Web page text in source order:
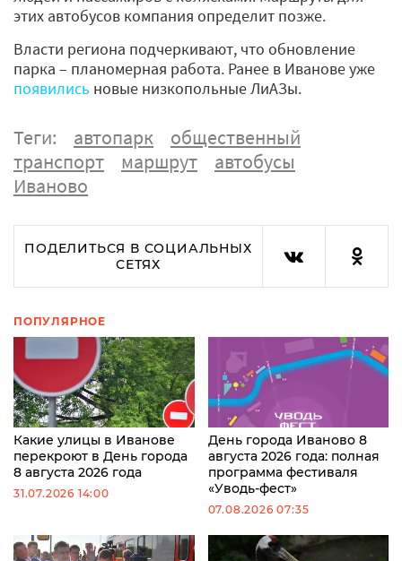
этих автобусов компания определит позже.
Власти региона подчеркивают, что обновление
парка – планомерная работа. Ранее в Иванове уже
появились новые низкопольные ЛиАЗы.
Теги: автопарк
общественный
транспорт
маршрут
автобусы
Иваново
ПОДЕЛИТЬСЯ В СОЦИАЛЬНЫХ
СЕТЯХ
ПОПУЛЯРНОЕ
Какие улицы в Иванове
перекроют в День города
8 августа 2026 года
31.07.2026 14:00
День города Иваново 8
августа 2026 года: полная
программа фестиваля
«Уводь-фест»
07.08.2026 07:35